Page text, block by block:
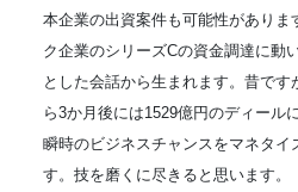
本企業の出資案件も可能性がありま
ク企業のシリーズCの資金調達に動
とした会話から生まれます。昔で
ら3か月後には1529億円のディール
瞬時のビジネスチャンスをマネタイ
す。技を磨くに尽きると思います。